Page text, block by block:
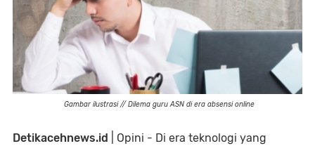
Gambar ilustrasi // Dilema guru ASN di era absensi online
Detikacehnews.id
| Opini - Di era teknologi yang